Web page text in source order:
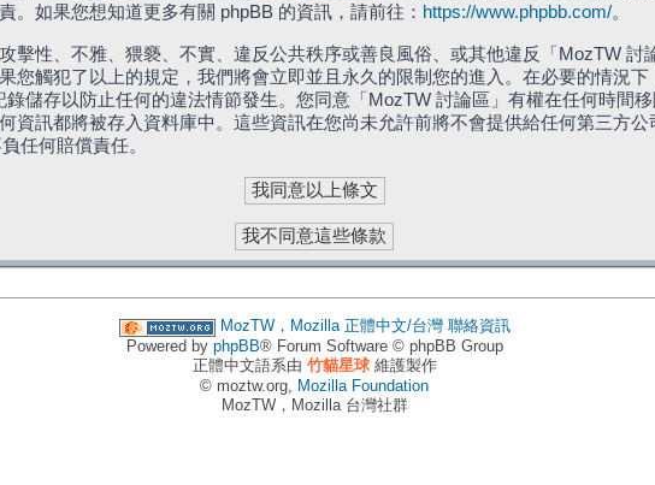
。如果您想知道更多有關 phpBB 的資訊，請前往： https://www.phpbb.com/。
擊性、不雅、猥褻、不實、違反公共秩序或善良風俗、或其他違反「MozTW 討
您觸犯了以上的規定，我們將會立即並且永久的限制您的進入。在必要的情況
儲存以防止任何的違法情節發生。您同意「MozTW 討論區」有權在任何時間
資訊都將被存入資料庫中。這些資訊在您尚未允許前將不會提供給任何第三方
任何賠償責任。
MozTW，Mozilla 正體中文/台灣 聯絡資訊
Powered by phpBB® Forum Software © phpBB Group
正體中文語系由 竹貓星球維護製作
© moztw.org, Mozilla Foundation
MozTW，Mozilla 台灣社群